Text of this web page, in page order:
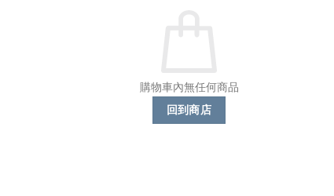
購物車內無任何商品
回到商店